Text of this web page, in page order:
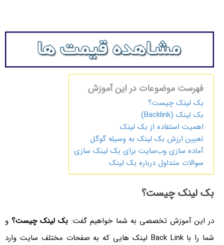
فهرست موضوعات در این آموزش
بک لینک چیست؟
بک لینک (Backlink)
اهمیت استفاده از بک لینک
تعیین ارزش بک لینک به وسیله گوگل
آماده سازی وب‌سایت برای بک لینک سازی
سوالات متداول درباره بک لینک
بک لینک چیست؟
در این آموزش تخصصی به شما خواهیم گفت: بک لینک چیست؟و
شما را با Back Link لینک هایی که به صفحات مختلف سایت وارد